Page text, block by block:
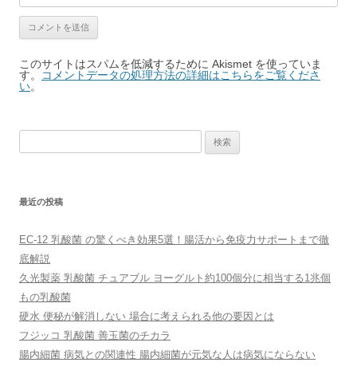
このサイトはスパムを低減するために Akismet を使っていま
す。
コメントデータの処理方法の詳細はこちらをご覧くださ
い。
最近の投稿
EC-12 乳酸菌 の驚くべき効果5選！腸活から免疫力サポートまで徹
底解説
久光製薬 乳酸菌 チュアブル ヨーグルト約100個分に相当する1兆個
もの乳酸菌
硬水 便秘が解消しない 場合に考えられる他の要因とは
フジッコ 乳酸菌 善玉菌のチカラ
腸内細菌 病気との関連性 腸内細菌が元気な人は病気にならない